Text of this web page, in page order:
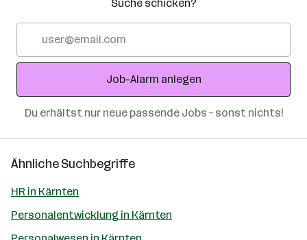
Suche schicken?
Adresse
Job-Alarm anlegen
Du erhältst nur neue passende Jobs – sonst nichts!
Ähnliche Suchbegriffe
HR in Kärnten
Personalentwicklung in Kärnten